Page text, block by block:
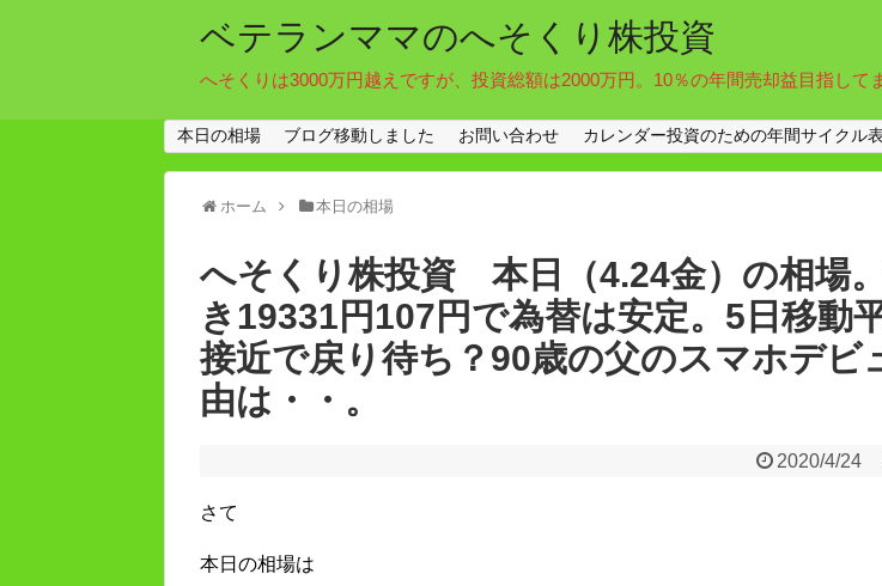
ベテランママのへそくり株投資
へそくりは3000万円越えですが、投資総額は2000万円。10％の年間売却益目指して
本日の相場 ブログ移動しました お問い合わせ カレンダー投資のための年間サイクル
ホーム 本日の相場
へそくり株投資 本日（4.24金）の相場
き19331円107円で為替は安定。5日移動
接近で戻り待ち？90歳の父のスマホデビ
由は・・。
2020/4/24
さて
本日の相場は